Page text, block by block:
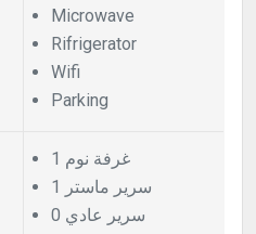
Microwave
Rifrigerator
Wifi
Parking
1 غرفة نوم
1 سرير ماستر
0 سرير عادي